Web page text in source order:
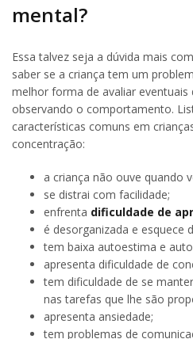
mental?
Essa talvez seja a dúvida mais
saber se a criança tem um
melhor forma de avaliar
observando o comportamento.
características comuns em
concentração:
a criança não ouve quando
se distrai com facilidade;
enfrenta dificuldade de
é desorganizada e esquece
tem baixa autoestima e
apresenta dificuldade de
tem dificuldade de se
nas tarefas que lhe são
apresenta ansiedade;
tem problemas de